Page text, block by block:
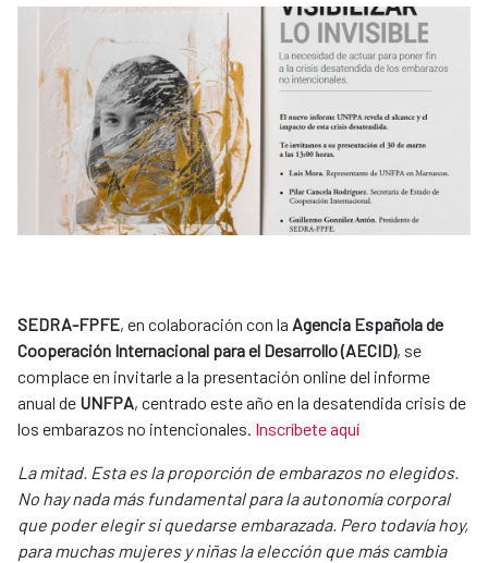
SEDRA-FPFE, en colaboración con la Agencia Española de
Cooperación Internacional para el Desarrollo (AECID), se
complace en invitarle a la presentación online del informe
anual de UNFPA, centrado este año en la desatendida crisis de
los embarazos no intencionales. Inscríbete aquí
La mitad. Esta es la proporción de embarazos no elegidos.
No hay nada más fundamental para la autonomía corporal
que poder elegir si quedarse embarazada. Pero todavía hoy,
para muchas mujeres y niñas la elección que más cambia